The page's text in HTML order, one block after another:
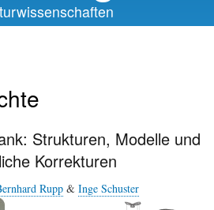
Strukturen, Modelle und
Korrekturen
Rupp & Inge Schuster